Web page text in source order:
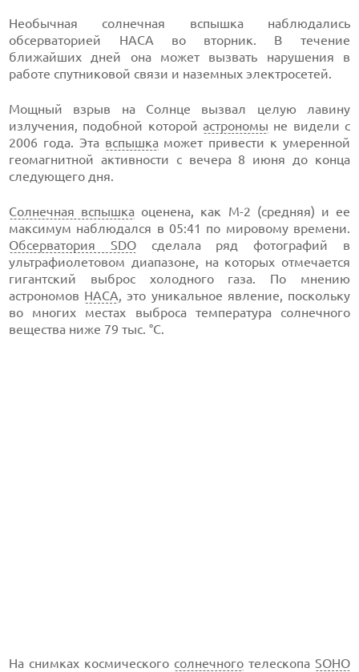
Необычная солнечная вспышка наблюдались
обсерваторией НАСА во вторник. В течение
ближайших дней она может вызвать нарушения в
работе спутниковой связи и наземных электросетей.
Мощный взрыв на Солнце вызвал целую лавину
излучения, подобной которой астрономы не видели с
2006 года. Эта вспышкаможет привести к умеренной
геомагнитной активности с вечера 8 июня до конца
следующего дня.
Солнечная вспышка оценена, как М-2 (средняя) и ее
максимум наблюдался в 05:41 по мировому времени.
Обсерватория SDOсделала ряд фотографий в
ультрафиолетовом диапазоне, на которых отмечается
гигантский выброс холодного газа. По мнению
астрономов НАСА, это уникальное явление, поскольку
во многих местах выброса температура солнечного
вещества ниже 79 тыс. °C.
На снимках космического солнечноготелескопа SOHO